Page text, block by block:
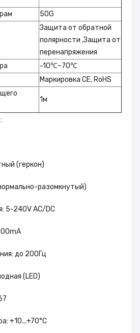
50G
Защита от обратной
полярности ,Защита от
перенапряжения
-10℃~70℃
Маркировка CE, RoHS
1м
(геркон)
разомкнутый)
5-240V AC/DC
до 200Гц
(LED)
+10...+70°C